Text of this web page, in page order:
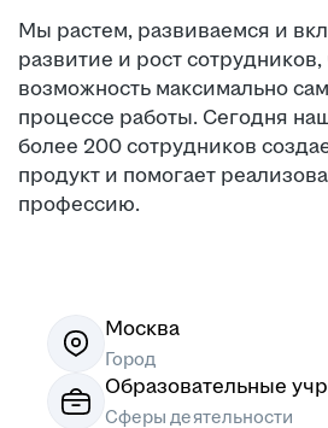
Мы растем, развиваемся и
развитие и рост
возможность максимально
процессе работы. Сегодня
более 200 сотрудников
продукт и помогает
профессию.
Москва
Город
Образовательные
Сферы деятельности